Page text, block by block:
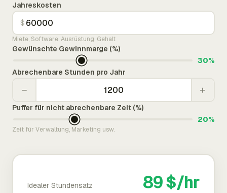
Jahreskosten
$
Miete, Software, Ausrüstung, Gehalt
Gewünschte Gewinnmarge (%)
30%
Abrechenbare Stunden pro Jahr
− +
Puffer für nicht abrechenbare Zeit (%)
20%
Zeit für Verwaltung, Marketing usw.
Idealer Stundensatz 89 $/hr